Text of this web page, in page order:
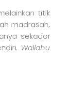
titik
madrasah,
sekadar
Wallahu